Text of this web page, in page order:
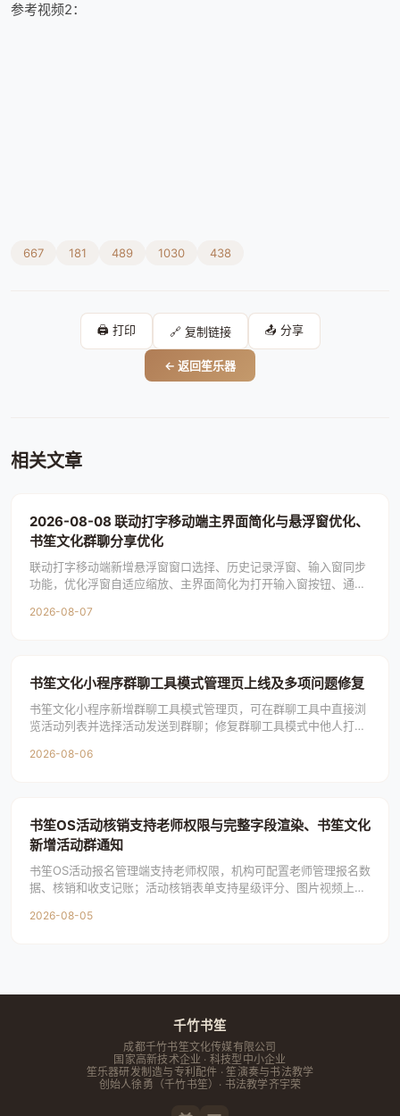
参考视频2：
667 181 489 1030 438
🖨️ 打印 🔗 复制链接 📤 分享
← 返回笙乐器
相关文章
2026-08-08 联动打字移动端主界面简化与悬浮窗优化、
书笙文化群聊分享优化
联动打字移动端新增悬浮窗窗口选择、历史记录浮窗、输入窗同步
功能，优化浮窗自适应缩放、主界面简化为打开输入窗按钮、通知
2026-08-07
书笙文化小程序群聊工具模式管理页上线及多项问题修复
书笙文化小程序新增群聊工具模式管理页，可在群聊工具中直接浏
览活动列表并选择活动发送到群聊；修复群聊工具模式中他人打开
2026-08-06
书笙OS活动核销支持老师权限与完整字段渲染、书笙文化
新增活动群通知
书笙OS活动报名管理端支持老师权限，机构可配置老师管理报名数
据、核销和收支记账；活动核销表单支持星级评分、图片视频上
2026-08-05
千竹书笙
成都千竹书笙文化传媒有限公司
国家高新技术企业 · 科技型中小企业
笙乐器研发制造与专利配件 · 笙演奏与书法教学
创始人徐勇 （千竹书笙）· 书法教学齐宇荣